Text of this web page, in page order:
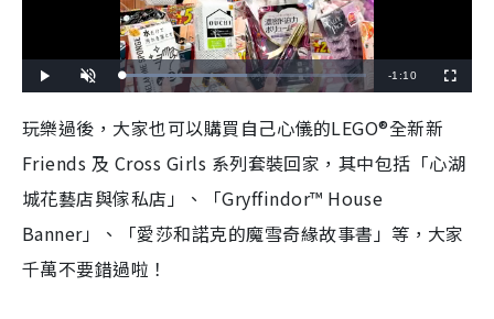
l
n
t
e
L
o
e
d
1
R
a
n
-1:10
u
s
c
e
玩樂過後，大家也可以購買自己心儀的LEGO®全新新
Friends 及 Cross Girls 系列套裝回家，其中包括「心湖
城花藝店與傢私店」、「Gryffindor™ House
Banner」、「愛莎和諾克的魔雪奇緣故事書」等，大家
千萬不要錯過啦！